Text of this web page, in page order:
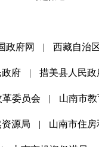
政府网 | 西藏自治
府 | 措美县人民政
委员会 | 山南市教
源局 | 山南市住